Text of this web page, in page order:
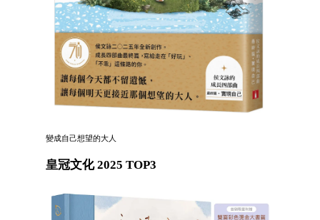
變成自己想望的大人
皇冠文化 2025 TOP3